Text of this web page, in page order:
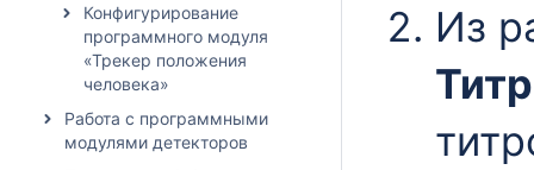
Конфигурирование
программного модуля
«Трекер положения
человека»
Работа с программными
модулями детекторов
Из